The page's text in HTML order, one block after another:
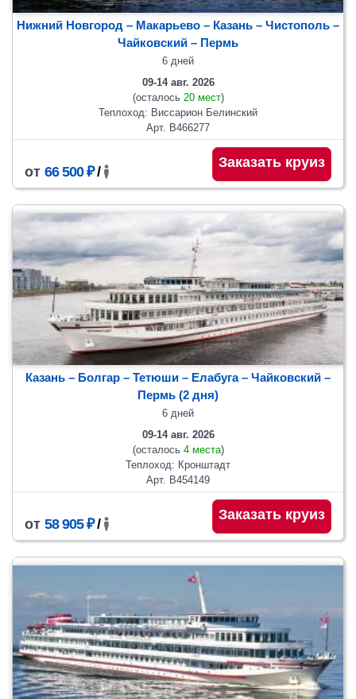
Нижний Новгород – Макарьево – Казань – Чистополь –
Чайковский – Пермь
6 дней
09-14 авг. 2026
(осталось 20 мест)
Теплоход: Виссарион Белинский
Арт. В466277
от 66 500 ₽/
Заказать круиз
Казань – Болгар – Тетюши – Елабуга – Чайковский –
Пермь (2 дня)
6 дней
09-14 авг. 2026
(осталось 4 места)
Теплоход: Кронштадт
Арт. В454149
от 58 905 ₽/
Заказать круиз